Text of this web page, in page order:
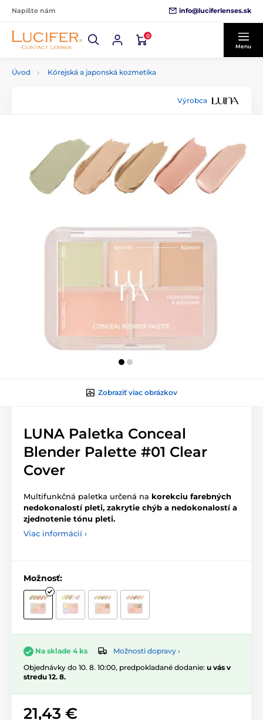
Napíšte nám info@luciferlenses.sk
0
Menu
Úvod Kórejská a japonská kozmetika
Výrobca
Zobraziť viac obrázkov
LUNA Paletka Conceal
Blender Palette #01 Clear
Cover
Multifunkčná paletka určená na korekciu farebných
nedokonalostí pleti, zakrytie chýb a nedokonalostí a
zjednotenie tónu pleti.
Viac informácií ›
Možnosť:
Na sklade 4 ks
Možnosti dopravy ›
Objednávky do 10. 8. 10:00, predpokladané dodanie: u vás v
stredu 12. 8.
21,43 €